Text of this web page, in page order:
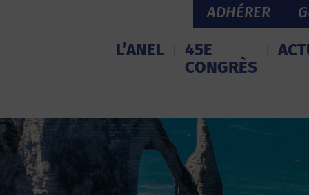
ADHÉRER
L’ANEL
45E
CONGRÈS